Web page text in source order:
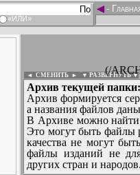
«ИЛИ»
◄-
(/
◄ СМЕНИТЬ ► ▼ РАЗВЕРНУТЬ ▼
Архив текущей папки:
Архив формируется
а названия файлов
В Архиве можно
Это могут быть файлы
качества не могут
файлы изданий не
других стран и народов.